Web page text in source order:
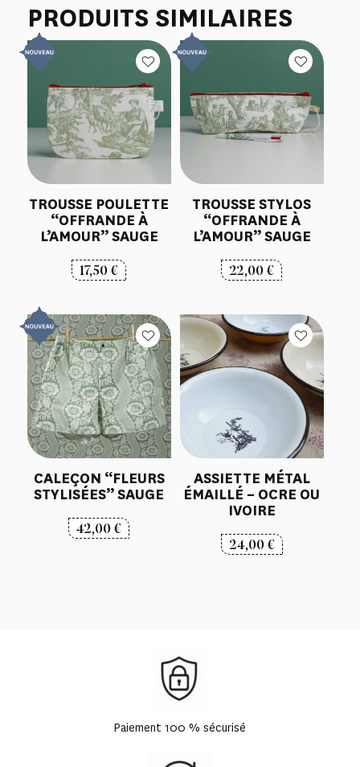
PRODUITS SIMILAIRES
TROUSSE POULETTE
“OFFRANDE À
L’AMOUR” SAUGE
17,50€
TROUSSE STYLOS
“OFFRANDE À
L’AMOUR” SAUGE
22,00€
CALEÇON “FLEURS
STYLISÉES” SAUGE
42,00€
ASSIETTE MÉTAL
ÉMAILLÉ – OCRE OU
IVOIRE
24,00€
Paiement 100 % sécurisé